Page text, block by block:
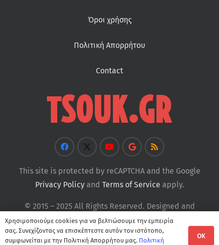
Όροι χρήσης
Πολιτική Απορρήτου
Contact
This site is protected by reCAPTCHA and the Google
Privacy Policyand Terms of Service apply.
© 2015 – 2025 All Rights Reserved. Designed and
Developed byTsouk
Χρησιμοποιούμε cookies για να βελτιώσουμε την εμπειρία
σας. Συνεχίζοντας να επισκέπτεστε αυτόν τον ιστότοπο,
συμφωνείται με την Πολιτική Απορρήτου μας. Πολιτική
OK